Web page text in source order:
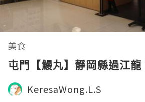
美食
屯門【鰻丸】靜岡縣過江
KeresaWong.L.S